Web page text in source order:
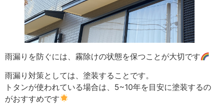
雨漏りを防ぐには、霧除けの状態を保つことが大切です
雨漏り対策としては、塗装することです。
トタンが使われている場合は、5~10年を目安に塗装するの
がおすすめです